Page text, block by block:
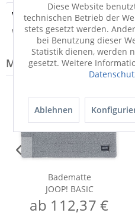
Versandinfo
Weitere Informationen zum
Modell-Familie: BASIC
Badematte
JOOP! BASIC
ab 112,37 €
Diese Website
technischen Betrieb der
stets gesetzt werden.
bei Benutzung dieser
Statistik dienen, werden
gesetzt. Weitere
Ablehnen